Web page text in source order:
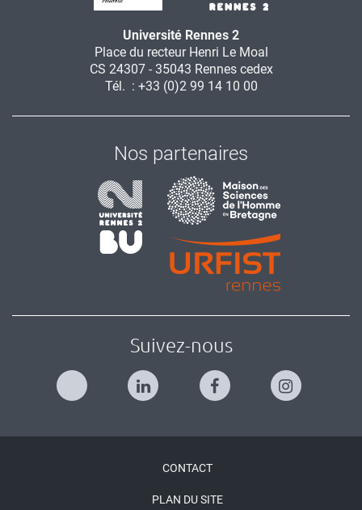
Université Rennes 2
Place du recteur Henri Le Moal
CS 24307 - 35043 Rennes cedex
Tél. : +33 (0)2 99 14 10 00
Nos partenaires
Suivez-nous
CONTACT
PLAN DU SITE